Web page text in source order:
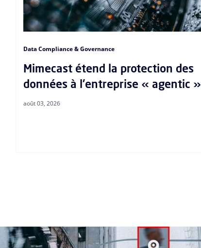
Data Compliance & Governance
août 03, 2026
Mimecast étend la protection des
données à l'entreprise « agentic »